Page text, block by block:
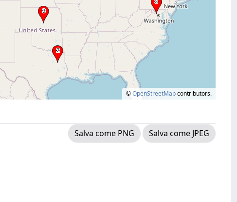
©OpenStreetMapcontributors.
Salva come PNG
Salva come JPEG